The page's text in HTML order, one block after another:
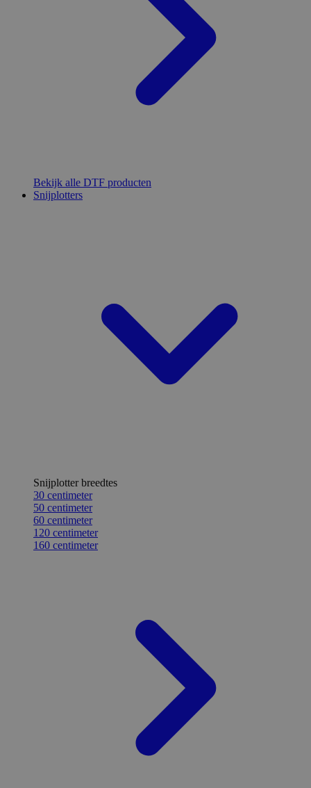
Bekijk alle DTF producten
Snijplotters
Snijplotter breedtes
30 centimeter
50 centimeter
60 centimeter
120 centimeter
160 centimeter